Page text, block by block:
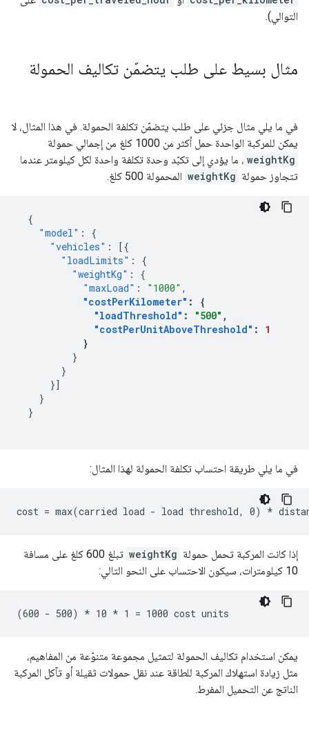
التوالي).
مثال بسيط على طلب يتضمّن تكاليف الحمولة
في ما يلي مثال جزئي على طلب يتضمّن تكلفة الحمولة. في هذا المثال، لا
يمكن للمركبة الواحدة حمل أكثر من 1000 كلغ من إجمالي حمولة
weightKg ، ما يؤدي إلى تكبّد وحدة تكلفة واحدة لكل كيلومتر عندما
تتجاوز حمولة weightKg المحمولة 500 كلغ.
{
"model" :
{
"vehicles" :
[{
"loadLimits" :
{
"weightKg" :
{
"maxLoad" : "1000" ,
"costPerKilometer" :
{
"loadThreshold" : "500" ,
"costPerUnitAboveThreshold" :
1
}
}
}
}]
}
}
في ما يلي طريقة احتساب تكلفة الحمولة لهذا المثال:
إذا كانت المركبة تحمل حمولة weightKg
تبلغ 600 كلغ على مسافة
10 كيلومترات، سيكون الاحتساب على النحو التالي:
يمكن استخدام تكاليف الحمولة لتمثيل مجموعة متنوّعة من المفاهيم،
مثل زيادة استهلاك المركبة للطاقة عند نقل حمولات ثقيلة أو تآكل المركبة
الناتج عن التحميل المفرط.